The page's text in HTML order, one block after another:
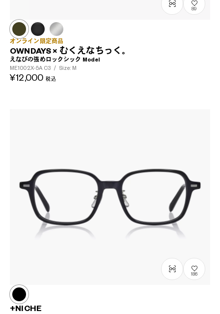
89
オンライン限定商品
OWNDAYS × むくえなちっく。
えなぴの強めロックシック Model
ME1002X-5A C3 / Size: M
¥12,000 税込
186
+NICHE